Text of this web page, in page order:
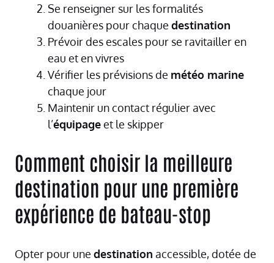
Se renseigner sur les formalités
douanières pour chaque destination
Prévoir des escales pour se ravitailler en
eau et en vivres
Vérifier les prévisions de météo marine
chaque jour
Maintenir un contact régulier avec
l’équipageet le skipper
Comment choisir la meilleure
destination pour une première
expérience de bateau-stop
Opter pour une destination accessible, dotée de